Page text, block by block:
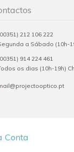
212 106 222
a Sábado (10h-
914 224 461
os dias (10h-19h)
Conta